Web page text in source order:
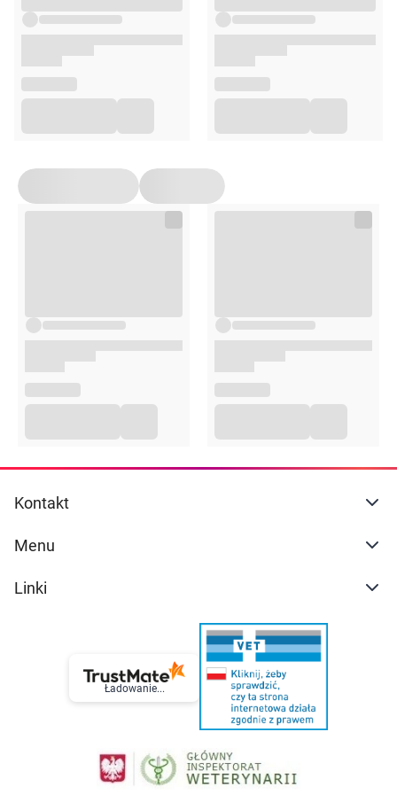
Zawiera instrukcję obsługi oraz interfejs w języku
polskim
Zawiera etykietę w języku polskim
Kontakt
Menu
Linki
Ładowanie...